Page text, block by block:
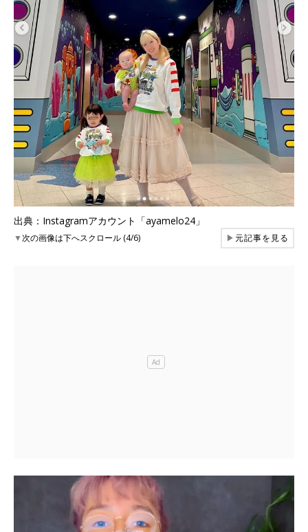
出典：Instagramアカウント「ayamelo24」
▼次の画像は下へスクロール (4/6) ▶元記事を見る